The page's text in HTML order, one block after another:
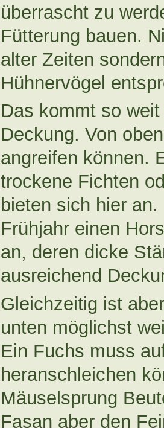
überrascht zu
Fütterung bauen.
alter Zeiten
Hühnervögel
Das kommt so
Deckung. Von
angreifen können.
trockene Fichten
bieten sich hier
Frühjahr einen
an, deren dicke
ausreichend
Gleichzeitig ist
unten möglichst
Ein Fuchs muss
heranschleichen
Mäuselsprung
Fasan aber den